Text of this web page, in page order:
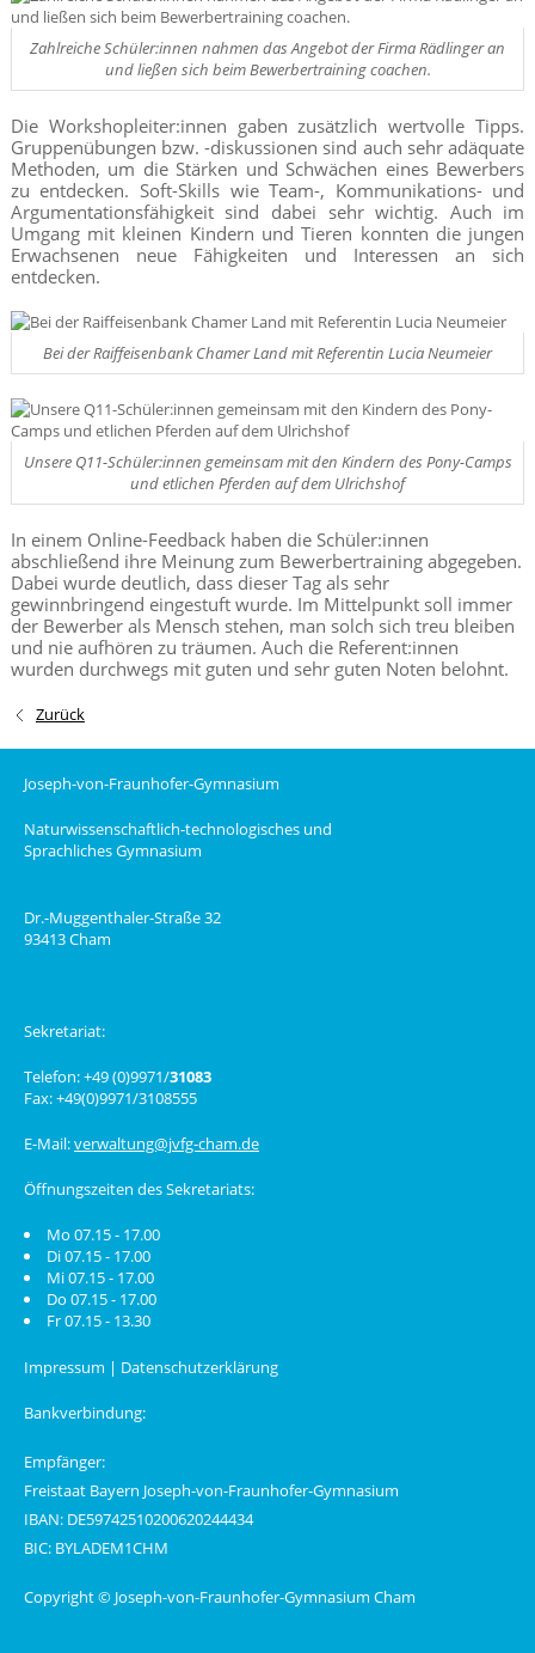
Zahlreiche Schüler:innen nahmen das Angebot der Firma Rädlinger an
und ließen sich beim Bewerbertraining coachen.
Die Workshopleiter:innen gaben zusätzlich wertvolle Tipps.
Gruppenübungen bzw. -diskussionen sind auch sehr adäquate
Methoden, um die Stärken und Schwächen eines Bewerbers
zu entdecken. Soft-Skills wie Team-, Kommunikations- und
Argumentationsfähigkeit sind dabei sehr wichtig. Auch im
Umgang mit kleinen Kindern und Tieren konnten die jungen
Erwachsenen neue Fähigkeiten und Interessen an sich
entdecken.
Bei der Raiffeisenbank Chamer Land mit Referentin Lucia Neumeier
Unsere Q11-Schüler:innen gemeinsam mit den Kindern des Pony-Camps
und etlichen Pferden auf dem Ulrichshof
In einem Online-Feedback haben die Schüler:innen
abschließend ihre Meinung zum Bewerbertraining abgegeben.
Dabei wurde deutlich, dass dieser Tag als sehr
gewinnbringend eingestuft wurde. Im Mittelpunkt soll immer
der Bewerber als Mensch stehen, man solch sich treu bleiben
und nie aufhören zu träumen. Auch die Referent:innen
wurden durchwegs mit guten und sehr guten Noten belohnt.
Zurück
Joseph-von-Fraunhofer-Gymnasium
Naturwissenschaftlich-technologisches und
Sprachliches Gymnasium
Dr.-Muggenthaler-Straße 32
93413 Cham
Sekretariat:
Telefon: +49 (0)9971/31083
Fax: +49(0)9971/3108555
E-Mail:verwaltung@jvfg-cham.de
Öffnungszeiten des Sekretariats:
Mo 07.15 - 17.00
Di 07.15 - 17.00
Mi 07.15 - 17.00
Do 07.15 - 17.00
Fr 07.15 - 13.30
Impressum | Datenschutzerklärung
Bankverbindung:
Empfänger:
Freistaat Bayern Joseph-von-Fraunhofer-Gymnasium
IBAN: DE59742510200620244434
BIC: BYLADEM1CHM
Copyright © Joseph-von-Fraunhofer-Gymnasium Cham